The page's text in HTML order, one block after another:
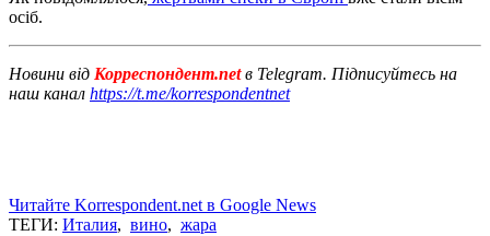
осіб.
Новини від Корреспондент.netв Telegram. Підписуйтесь на
наш канал https://t.me/korrespondentnet
Читайте Korrespondent.net в Google News
ТЕГИ: Италия, вино, жара